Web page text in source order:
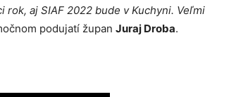
rok, aj SIAF 2022 bude v Kuchyni. Veľmi
podujatí župan Juraj Droba.